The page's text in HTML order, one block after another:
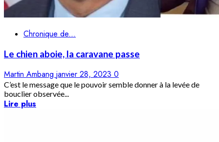
Chronique de...
Le chien aboie, la caravane passe
Martin Ambang janvier 28, 2023 0
C’est le message que le pouvoir semble donner à la levée de
bouclier observée...
Lire plus